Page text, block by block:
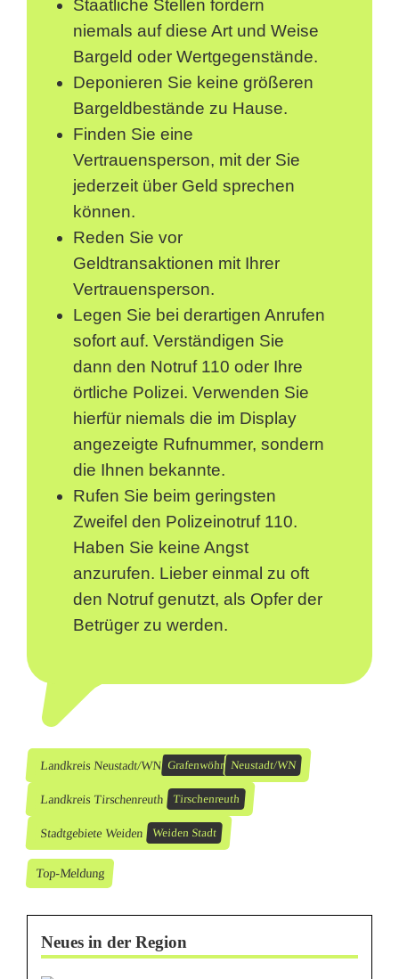
Staatliche Stellen fordern
niemals auf diese Art und Weise
Bargeld oder Wertgegenstände.
Deponieren Sie keine größeren
Bargeldbestände zu Hause.
Finden Sie eine
Vertrauensperson, mit der Sie
jederzeit über Geld sprechen
können.
Reden Sie vor
Geldtransaktionen mit Ihrer
Vertrauensperson.
Legen Sie bei derartigen Anrufen
sofort auf. Verständigen Sie
dann den Notruf 110 oder Ihre
örtliche Polizei. Verwenden Sie
hierfür niemals die im Display
angezeigte Rufnummer, sondern
die Ihnen bekannte.
Rufen Sie beim geringsten
Zweifel den Polizeinotruf 110.
Haben Sie keine Angst
anzurufen. Lieber einmal zu oft
den Notruf genutzt, als Opfer der
Betrüger zu werden.
Landkreis Neustadt/WN Grafenwöhr Neustadt/WN
Landkreis Tirschenreuth Tirschenreuth
Stadtgebiete Weiden Weiden Stadt
Top-Meldung
Neues in der Region